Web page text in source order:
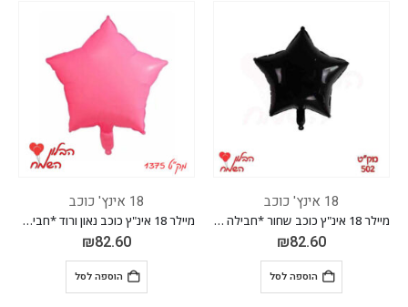
18 אינץ' כוכב
מיילר 18 אינ"ץ כוכב שחור *חבילה של 50 יח'*
₪82.60
הוספה לסל
18 אינץ' כוכב
מיילר 18 אינ"ץ כוכב נאון ורוד *חבילה של 50 יח'*
₪82.60
הוספה לסל